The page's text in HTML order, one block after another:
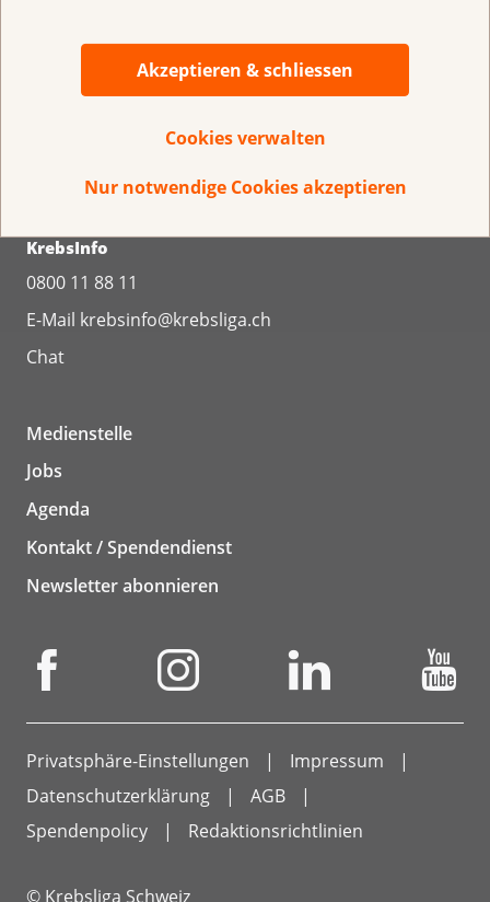
Akzeptieren & schliessen
Cookies verwalten
Nur notwendige Cookies akzeptieren
Effingerstrasse 40
3001 Bern
KrebsInfo
0800 11 88 11
E-Mail krebsinfo@krebsliga.ch
Chat
Medienstelle
Jobs
Agenda
Kontakt / Spendendienst
Newsletter abonnieren
Privatsphäre-Einstellungen
Impressum
Datenschutzerklärung
AGB
Spendenpolicy
Redaktionsrichtlinien
© Krebsliga Schweiz